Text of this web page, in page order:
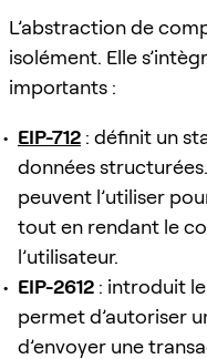
L’abstraction de
isolément. Elle
importants :
EIP-712 : définit un
données
peuvent l’utiliser
tout en rendant le
l’utilisateur.
EIP-2612 : introduit
permet d’autoriser
d’envoyer une